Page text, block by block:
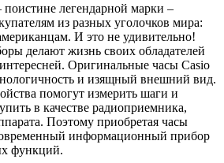
легендарной марки –
из разных уголочков мира:
И это не удивительно!
делают жизнь своих обладателей
Оригинальные часы Casio
и изящный внешний вид.
помогут измерить шаги и
в качестве радиоприемника,
Поэтому приобретая часы
информационный прибор
функций.